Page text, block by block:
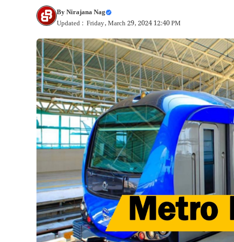
ByNirajana Nag
Updated : Friday, March 29, 2024 12:40 PM